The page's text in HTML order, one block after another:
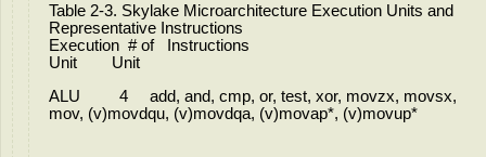
Table 2-3. Skylake Microarchitecture Execution Units and
Representative Instructions
Execution # of Instructions
Unit Unit
ALU 4 add, and, cmp, or, test, xor, movzx, movsx,
mov, (v)movdqu, (v)movdqa, (v)movap*, (v)movup*